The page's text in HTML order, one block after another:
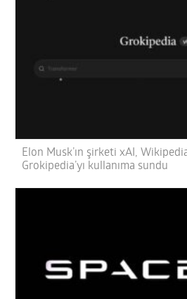
Elon Musk’ın şirketi xAI,
Grokipedia’yı kullanıma sundu